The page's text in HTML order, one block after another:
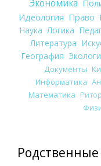
Экономика
Идеология Право
Наука Логика
Литература
География
Документы
Информатика
Математика